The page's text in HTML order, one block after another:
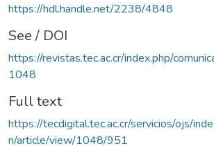
https://hdl.handle.net/2238/4848
See / DOI
https://revistas.tec.ac.cr/index.php/
1048
Full text
https://tecdigital.tec.ac.cr/servicios/ojs/
n/article/view/1048/951